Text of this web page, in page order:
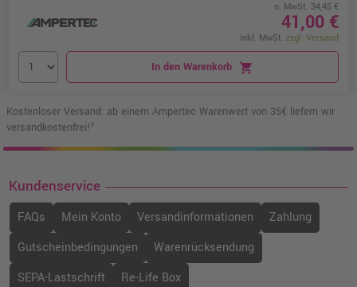
o. MwSt. 34,45 €
41,00 €
inkl. MwSt. zzgl. Versand
In den Warenkorb shopping_cart
Kostenloser Versand: ab einem Ampertec Warenwert von 35€ liefern wir
versandkostenfrei!¹
Kundenservice
FAQs Mein Konto Versandinformationen
Zahlung
Gutscheinbedingungen
Warenrücksendung
SEPA-Lastschrift
Re-Life Box